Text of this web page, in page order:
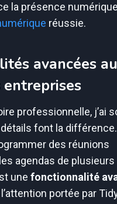
la présence numérique
réussie.
avancées au
entreprises
professionnelle, j’ai
font la
des réunions
agendas de plusieurs
une fonctionnalité
portée par